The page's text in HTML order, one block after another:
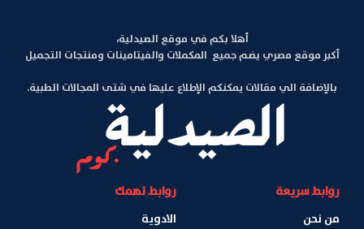
أهلا بكم في موقع الصيدلية،
أكبر موقع مصري يضم جميع المكملات والفيتامينات ومنتجات التجميل
بالإضافة الي مقالات يمكنكم الإطلاع عليها في شتى المجالات الطبية.
روابط سريعة
من نحن
روابط تهمك
الادوية